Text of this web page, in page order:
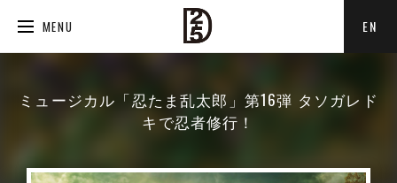
MENU EN
ミュージカル「忍たま乱太郎」第16弾 タソガレド
キで忍者修行！